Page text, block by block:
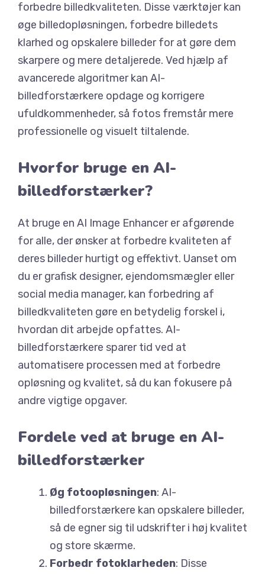
forbedre billedkvaliteten. Disse værktøjer kan
øge billedopløsningen, forbedre billedets
klarhed og opskalere billeder for at gøre dem
skarpere og mere detaljerede. Ved hjælp af
avancerede algoritmer kan AI-
billedforstærkere opdage og korrigere
ufuldkommenheder, så fotos fremstår mere
professionelle og visuelt tiltalende.
Hvorfor bruge en AI-
billedforstærker?
At bruge en AI Image Enhancer er afgørende
for alle, der ønsker at forbedre kvaliteten af
deres billeder hurtigt og effektivt. Uanset om
du er grafisk designer, ejendomsmægler eller
social media manager, kan forbedring af
billedkvaliteten gøre en betydelig forskel i,
hvordan dit arbejde opfattes. AI-
billedforstærkere sparer tid ved at
automatisere processen med at forbedre
opløsning og kvalitet, så du kan fokusere på
andre vigtige opgaver.
Fordele ved at bruge en AI-
billedforstærker
Øg fotoopløsningen: AI-
billedforstærkere kan opskalere billeder,
så de egner sig til udskrifter i høj kvalitet
og store skærme.
Forbedr fotoklarheden: Disse